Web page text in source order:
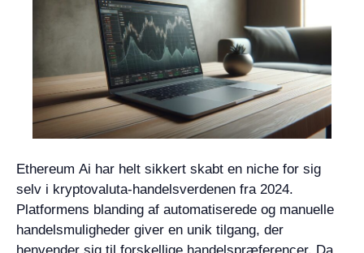
Ethereum Ai har helt sikkert skabt en niche for sig
selv i kryptovaluta-handelsverdenen fra 2024.
Platformens blanding af automatiserede og manuelle
handelsmuligheder giver en unik tilgang, der